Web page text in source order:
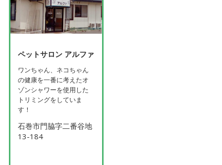
ペットサロン アルファ
ワンちゃん、ネコちゃん
の健康を一番に考えたオ
ゾンシャワーを使用した
トリミングをしていま
す！
石巻市門脇字二番谷地
13-184